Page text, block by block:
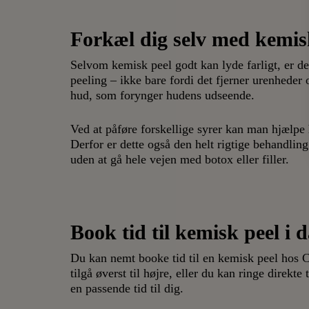
Forkæl dig selv med
Selvom kemisk peel godt kan lyde farligt, er
peeling – ikke bare fordi det fjerner
hud, som forynger hudens udseende.
Ved at påføre forskellige syrer kan man
Derfor er dette også den helt rigtige
uden at gå hele vejen med botox eller filler.
Book tid til kemisk peel i
Du kan nemt booke tid til en kemisk peel hos
tilgå øverst til højre, eller du kan ringe
en passende tid til dig.